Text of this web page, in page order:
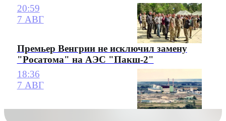
20:59
7 АВГ
Премьер Венгрии не исключил замену
"Росатома" на АЭС "Пакш-2"
18:36
7 АВГ